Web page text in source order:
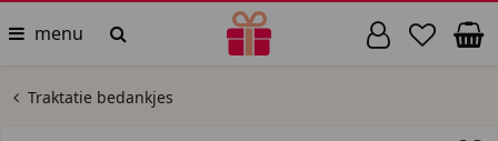
menu
Traktatie bedankjes